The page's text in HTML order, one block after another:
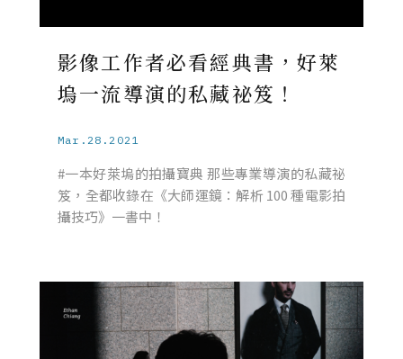
影像工作者必看經典書，好萊
塢一流導演的私藏祕笈！
Mar.28.2021
#一本好萊塢的拍攝寶典 那些專業導演的私藏祕
笈，全都收錄在《大師運鏡：解析 100 種電影拍
攝技巧》一書中！